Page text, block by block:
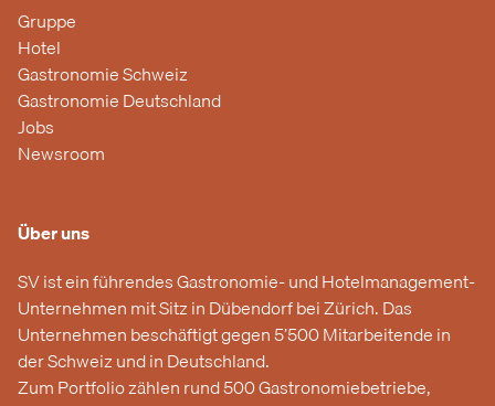
Gruppe
Hotel
Gastronomie Schweiz
Gastronomie Deutschland
Jobs
Newsroom
Über uns
SV ist ein führendes Gastronomie- und Hotelmanagement-
Unternehmen mit Sitz in Dübendorf bei Zürich. Das
Unternehmen beschäftigt gegen 5’500 Mitarbeitende in
der Schweiz und in Deutschland.
Zum Portfolio zählen rund 500 Gastronomiebetriebe,